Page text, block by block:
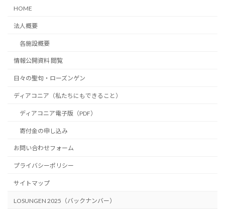
HOME
法人概要
各施設概要
情報公開資料 閲覧
日々の聖句・ローズンゲン
ディアコニア（私たちにもできること）
ディアコニア電子版（PDF）
寄付金の申し込み
お問い合わせフォーム
プライバシーポリシー
サイトマップ
LOSUNGEN 2025（バックナンバー）